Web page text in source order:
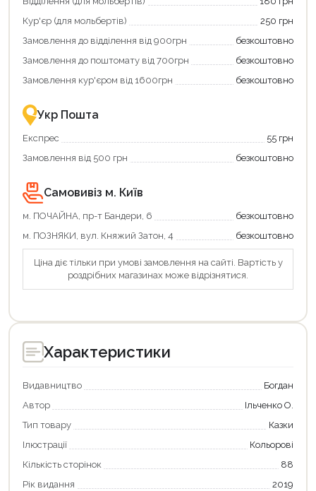
та
отримати
переваги!
картою
єКнига
–
зручно
та
вигідно!
та
отримуйте
повернення
Економте
більше
разом
державною
підтримкою!
Кур'єр (для мольбертів)
250 грн
Замовлення до відділення від 900грн
безкоштовно
Замовлення до поштомату від 700грн
безкоштовно
Замовлення кур'єром від 1600грн
безкоштовно
Укр Пошта
Експрес
55 грн
Замовлення від 500 грн
безкоштовно
Самовивіз м. Київ
м. ПОЧАЙНА, пр-т Бандери, 6
безкоштовно
м. ПОЗНЯКИ, вул. Княжий Затон, 4
безкоштовно
Ціна діє тільки при умові замовлення на сайті. Вартість у
роздрібних магазинах може відрізнятися.
Характеристики
Видавництво
Богдан
Автор
Ільченко О.
Тип товару
Казки
Ілюстрації
Кольорові
Кількість сторінок
88
Рік видання
2019
Продовжити покупки
Оформити замовлення